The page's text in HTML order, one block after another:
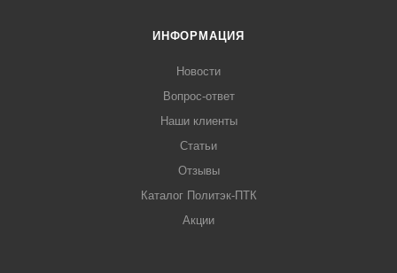
ИНФОРМАЦИЯ
Новости
Вопрос-ответ
Наши клиенты
Статьи
Отзывы
Каталог Политэк-ПТК
Акции